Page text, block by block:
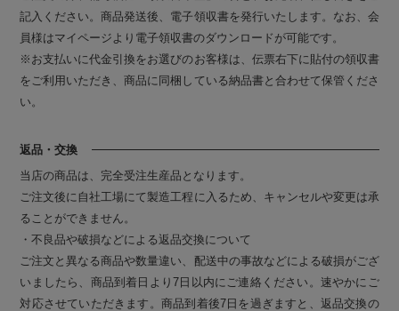
記入ください。商品発送後、電子領収書を発行いたします。なお、会
員様はマイページより電子領収書のダウンロードが可能です。
※お支払いに代金引換をお選びのお客様は、伝票右下に貼付の領収書
をご利用いただき、商品に同梱している納品書と合わせて保管くださ
い。
返品・交換
当店の商品は、完全受注生産品となります。
ご注文後に自社工場にて製造工程に入るため、キャンセルや変更は承
ることができません。
・不良品や破損などによる返品交換について
ご注文と異なる商品や数量違い、配送中の事故などによる破損がござ
いましたら、商品到着日より7日以内にご連絡ください。速やかにご
対応させていただきます。商品到着後7日を過ぎますと、返品交換の